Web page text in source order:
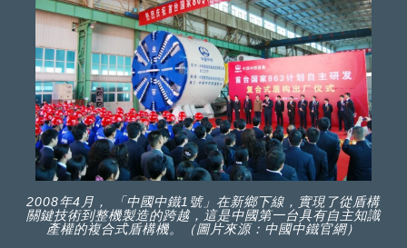
2008年4月， 「中國中鐵1號」在新鄉下線，實現了從盾構
關鍵技術到整機製造的跨越，這是中國第一台具有自主知識
產權的複合式盾構機。（圖片來源：中國中鐵官網）